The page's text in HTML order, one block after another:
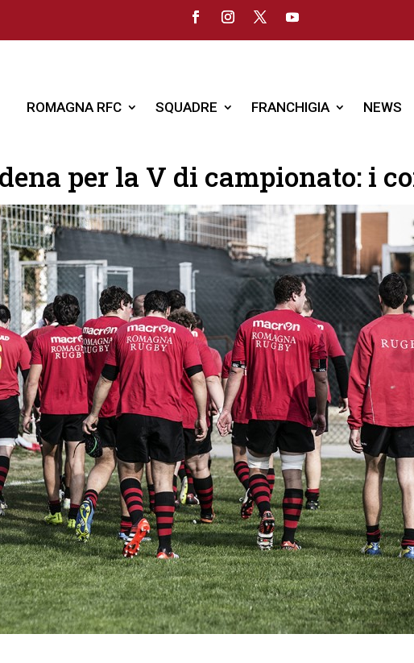
ROMAGNA RFC SQUADRE FRANCHIGIA NEWS
per la V di campionato: i